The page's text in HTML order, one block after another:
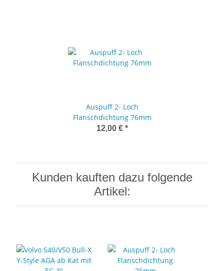
Auspuff 2- Loch
Flanschdichtung 76mm
12,00 € *
Kunden kauften dazu folgende
Artikel: